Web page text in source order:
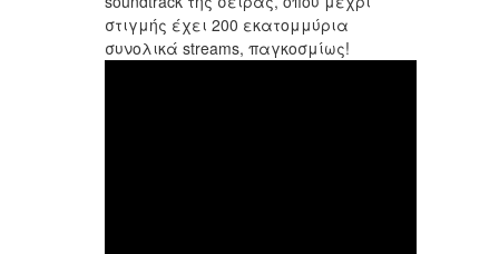
στιγμής έχει 200 εκατομμύρια
συνολικά streams, παγκοσμίως!